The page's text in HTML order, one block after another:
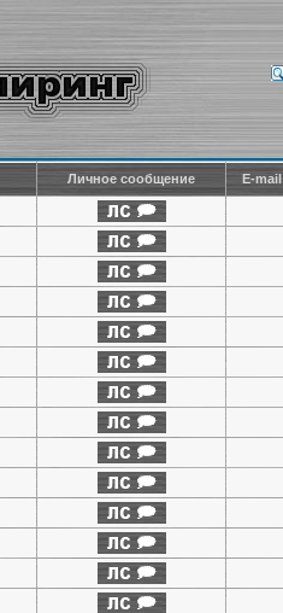
Личное сообщение E-